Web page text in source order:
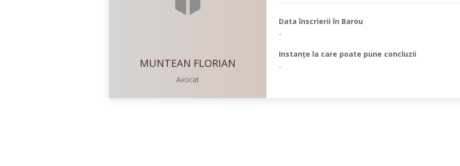
MUNTEAN FLORIAN
Avocat
Data înscrierii în Barou
-
Instanţe la care poate pune concluzii
-